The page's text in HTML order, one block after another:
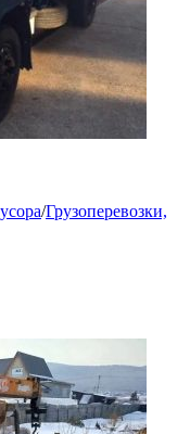
/Грузоперевозки,